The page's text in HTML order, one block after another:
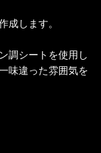
成します。
調シートを使用し
味違った雰囲気を